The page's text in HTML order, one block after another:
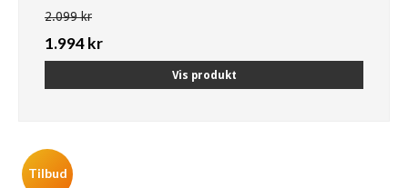
2.099 kr
1.994 kr
Vis produkt
Tilbud